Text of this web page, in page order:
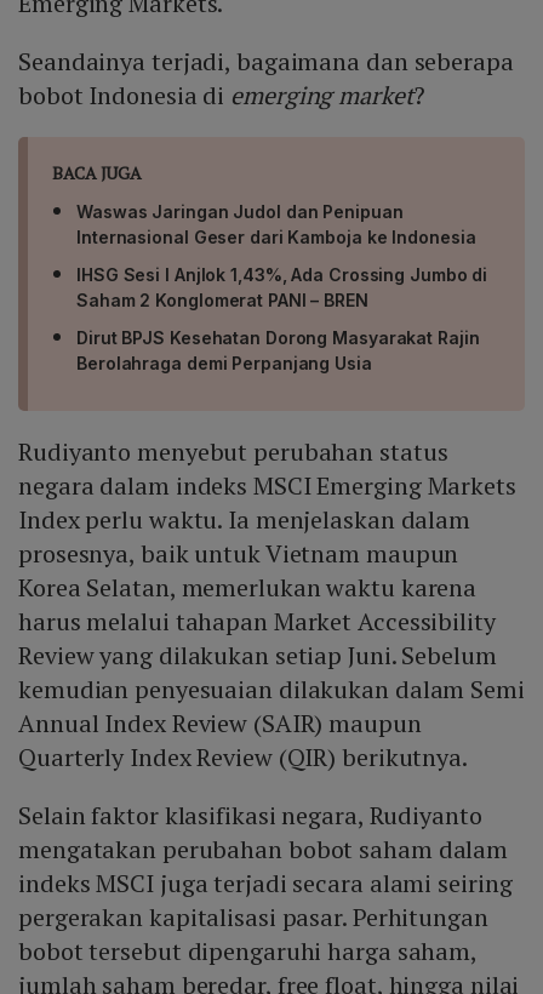
Seandainya terjadi, bagaimana dan seberapa
bobot Indonesia di emerging market?
BACA JUGA
Waswas Jaringan Judol dan Penipuan
Internasional Geser dari Kamboja ke Indonesia
IHSG Sesi I Anjlok 1,43%, Ada Crossing Jumbo di
Saham 2 Konglomerat PANI – BREN
Dirut BPJS Kesehatan Dorong Masyarakat Rajin
Berolahraga demi Perpanjang Usia
Rudiyanto menyebut perubahan status
negara dalam indeks MSCI Emerging Markets
Index perlu waktu. Ia menjelaskan dalam
prosesnya, baik untuk Vietnam maupun
Korea Selatan, memerlukan waktu karena
harus melalui tahapan Market Accessibility
Review yang dilakukan setiap Juni. Sebelum
kemudian penyesuaian dilakukan dalam Semi
Annual Index Review (SAIR) maupun
Quarterly Index Review (QIR) berikutnya.
Selain faktor klasifikasi negara, Rudiyanto
mengatakan perubahan bobot saham dalam
indeks MSCI juga terjadi secara alami seiring
pergerakan kapitalisasi pasar. Perhitungan
bobot tersebut dipengaruhi harga saham,
jumlah saham beredar, free float, hingga nilai